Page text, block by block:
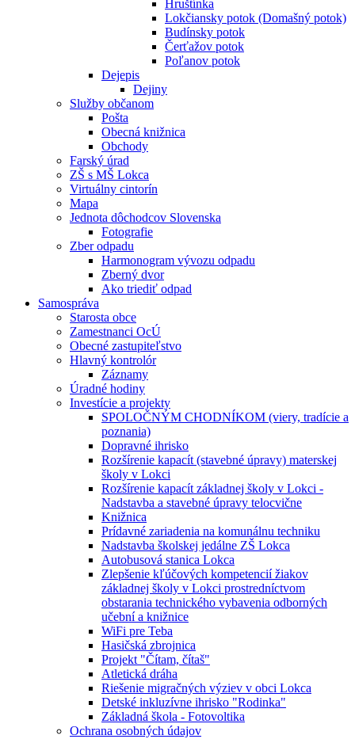
Hruštínka
Lokčiansky potok (Domašný potok)
Budínsky potok
Čerťažov potok
Poľanov potok
Dejepis
Dejiny
Služby občanom
Pošta
Obecná knižnica
Obchody
Farský úrad
ZŠ s MŠ Lokca
Virtuálny cintorín
Mapa
Jednota dôchodcov Slovenska
Fotografie
Zber odpadu
Harmonogram vývozu odpadu
Zberný dvor
Ako triediť odpad
Samospráva
Starosta obce
Zamestnanci OcÚ
Obecné zastupiteľstvo
Hlavný kontrolór
Záznamy
Úradné hodiny
Investície a projekty
SPOLOČNÝM CHODNÍKOM (viery, tradície a
poznania)
Dopravné ihrisko
Rozšírenie kapacít (stavebné úpravy) materskej
školy v Lokci
Rozšírenie kapacít základnej školy v Lokci -
Nadstavba a stavebné úpravy telocvične
Knižnica
Prídavné zariadenia na komunálnu techniku
Nadstavba školskej jedálne ZŠ Lokca
Autobusová stanica Lokca
Zlepšenie kľúčových kompetencií žiakov
základnej školy v Lokci prostredníctvom
obstarania technického vybavenia odborných
učební a knižnice
WiFi pre Teba
Hasičská zbrojnica
Projekt "Čítam, čítaš"
Atletická dráha
Riešenie migračných výziev v obci Lokca
Detské inkluzívne ihrisko "Rodinka"
Základná škola - Fotovoltika
Ochrana osobných údajov